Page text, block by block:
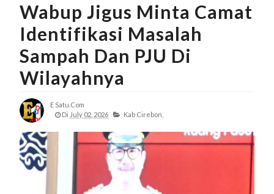
Wabup Jigus Minta Camat
Identifikasi Masalah
Sampah Dan PJU Di
Wilayahnya
E Satu.com
Di July 02, 2026 Kab Cirebon,